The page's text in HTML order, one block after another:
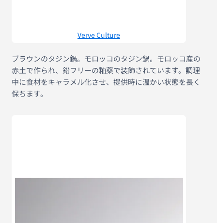
Verve Culture
ブラウンのタジン鍋。モロッコのタジン鍋。モロッコ産の
赤土で作られ、鉛フリーの釉薬で装飾されています。調理
中に食材をキャラメル化させ、提供時に温かい状態を長く
保ちます。